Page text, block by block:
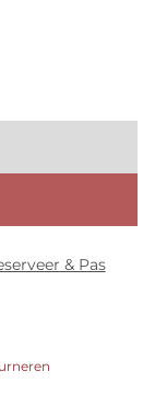
& Pas